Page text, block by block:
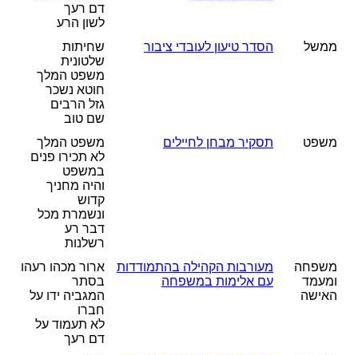
דם רעך
לשון הרע
ממשל
הסדר טיעון לעובדי ציבור
שחיתות
שלטונית
משפט המלך
חוטא נשכר
גזל הרבים
שם טוב
משפט
תסקיר מבחן לחיילים
משפט המלך
לא תכירו פנים
במשפט
והיה מחניך
קדוש
ונשמרת מכל
דבר רע
רשלנות
משפחה
ומעמד
האישה
מעורבות הקהילה בהתמודדות
עם אלימות במשפחה
ארור מכהו רעהו
בסתר
המגביה ידו על
חברו
לא תעמוד על
דם רעך